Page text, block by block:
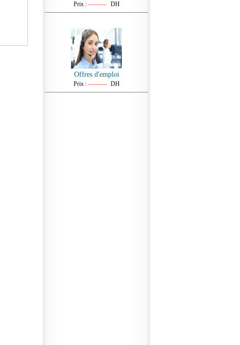
Prix : ——— DH
Offres d'emploi
Prix : ——— DH